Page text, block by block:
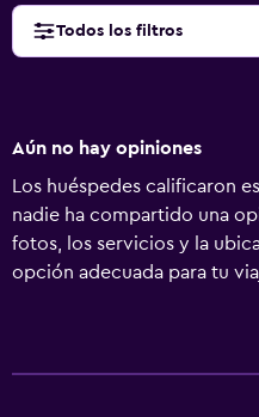
Todos los filtros
Aún no hay opiniones
Los huéspedes calificaron
nadie ha compartido una
fotos, los servicios y la
opción adecuada para tu